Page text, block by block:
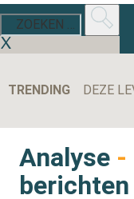
TRENDING
Analyse -
berichten